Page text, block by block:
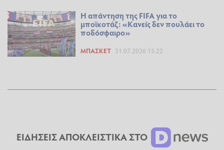
Η απάντηση της FIFA για το
μποϊκοτάζ: «Κανείς δεν πουλάει το
ποδόσφαιρο»
ΜΠΆΣΚΕΤ 31.07.2026 15:22
ΕΙΔΗΣΕΙΣ ΑΠΟΚΛΕΙΣΤΙΚΑ ΣΤΟ